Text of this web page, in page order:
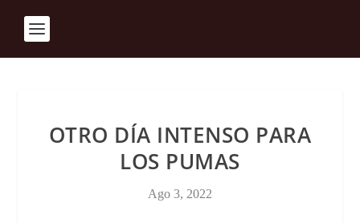
OTRO DÍA INTENSO PARA
LOS PUMAS
Ago 3, 2022